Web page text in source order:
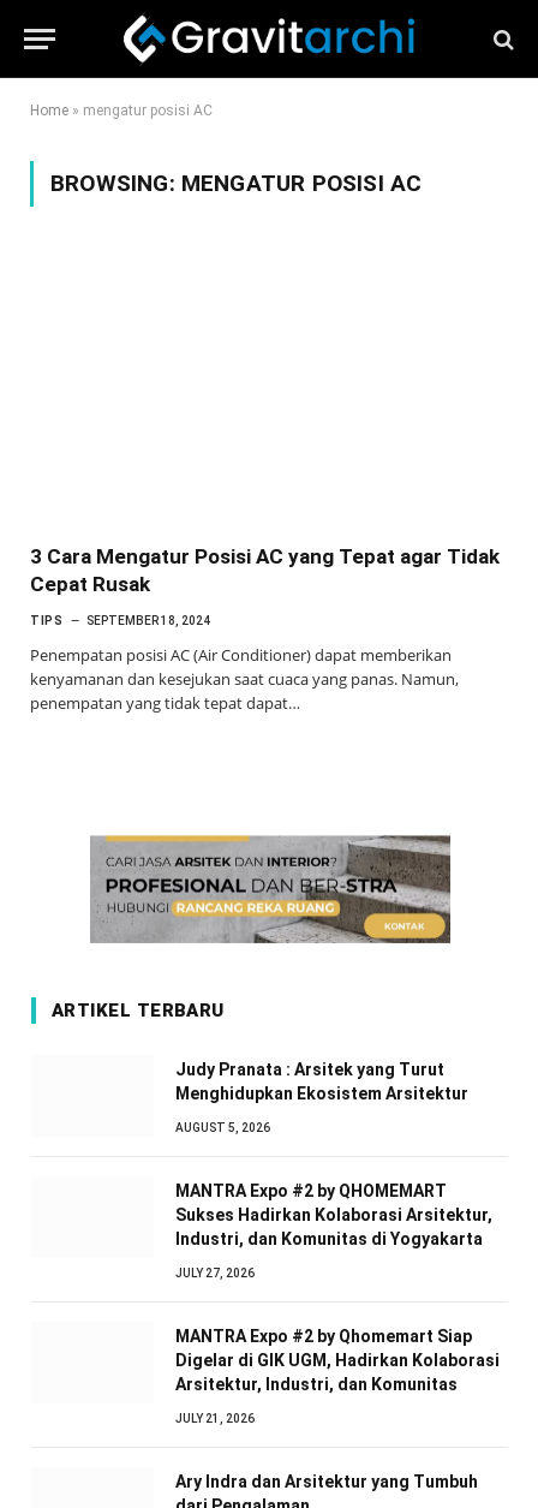
Home » mengatur posisi AC
BROWSING: MENGATUR POSISI AC
3 Cara Mengatur Posisi AC yang Tepat agar Tidak
Cepat Rusak
TIPS SEPTEMBER 18, 2024
Penempatan posisi AC (Air Conditioner) dapat memberikan
kenyamanan dan kesejukan saat cuaca yang panas. Namun,
penempatan yang tidak tepat dapat…
ARTIKEL TERBARU
Judy Pranata : Arsitek yang Turut
Menghidupkan Ekosistem Arsitektur
AUGUST 5, 2026
MANTRA Expo #2 by QHOMEMART
Sukses Hadirkan Kolaborasi Arsitektur,
Industri, dan Komunitas di Yogyakarta
JULY 27, 2026
MANTRA Expo #2 by Qhomemart Siap
Digelar di GIK UGM, Hadirkan Kolaborasi
Arsitektur, Industri, dan Komunitas
JULY 21, 2026
Ary Indra dan Arsitektur yang Tumbuh